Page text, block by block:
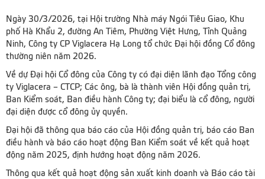
Ngày 30/3/2026, tại Hội trường Nhà máy Ngói Tiêu Giao, Khu
phố Hà Khẩu 2, đường An Tiêm, Phường Việt Hưng, Tỉnh Quảng
Ninh, Công ty CP Viglacera Hạ Long tổ chức Đại hội đồng Cổ đông
thường niên năm 2026.
Về dự Đại hội Cổ đông của Công ty có đại diện lãnh đạo Tổng công
ty Viglacera – CTCP; Các ông, bà là thành viên Hội đồng quản trị,
Ban Kiểm soát, Ban điều hành Công ty; đại biểu là cổ đông, người
đại diện được cổ đông ủy quyền.
Đại hội đã thông qua báo cáo của Hội đồng quản trị, báo cáo Ban
điều hành và báo cáo hoạt động Ban Kiểm soát về kết quả hoạt
động năm 2025, định hướng hoạt động năm 2026.
Thông qua kết quả hoạt động sản xuất kinh doanh và Báo cáo tài